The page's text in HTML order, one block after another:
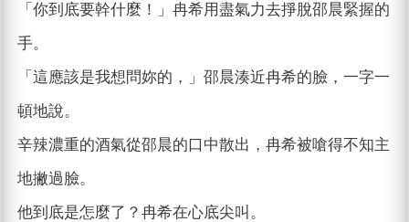
「你到底要幹什麼！」冉希用盡氣力去掙脫邵晨緊握的
手。
「這應該是我想問妳的，」邵晨湊近冉希的臉，一字一
頓地說。
辛辣濃重的酒氣從邵晨的口中散出，冉希被嗆得不知主
地撇過臉。
他到底是怎麼了？冉希在心底尖叫。